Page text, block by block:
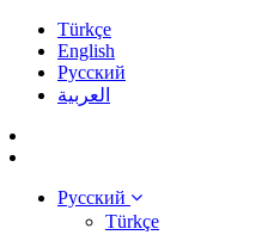
Türkçe
English
Pусский
العربية
Pусский
Türkçe